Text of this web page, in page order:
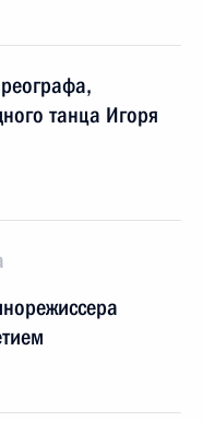
танца Игоря